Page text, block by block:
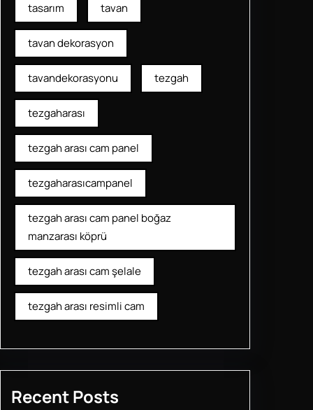
tasarım tavan
tavan dekorasyon
tavandekorasyonu tezgah
tezgaharası
tezgah arası cam panel
tezgaharasıcampanel
tezgah arası cam panel boğaz
manzarası köprü
tezgah arası cam şelale
tezgah arası resimli cam
Recent Posts